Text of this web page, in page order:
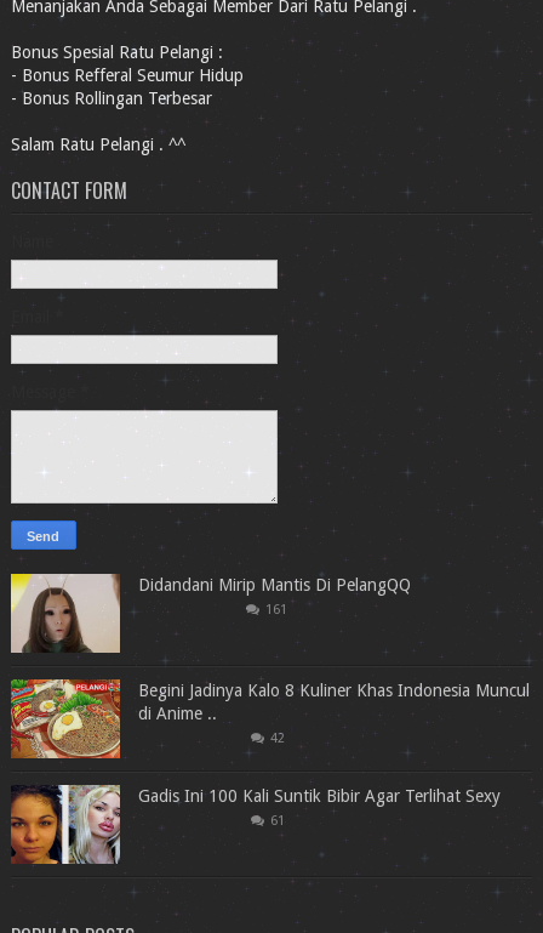
Menanjakan Anda Sebagai Member Dari Ratu Pelangi .
Bonus Spesial Ratu Pelangi :
- Bonus Refferal Seumur Hidup
- Bonus Rollingan Terbesar
Salam Ratu Pelangi . ^^
CONTACT FORM
Didandani Mirip Mantis Di PelangQQ
161
Begini Jadinya Kalo 8 Kuliner Khas Indonesia Muncul
di Anime ..
42
Gadis Ini 100 Kali Suntik Bibir Agar Terlihat Sexy
61